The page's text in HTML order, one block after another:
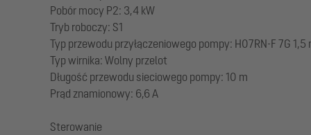
Pobór mocy P2: 3,4 kW
Tryb roboczy: S1
Typ przewodu przyłączeniowego pompy: H07RN-F 7G 1,5
Typ wirnika: Wolny przelot
Długość przewodu sieciowego pompy: 10 m
Prąd znamionowy: 6,6 A
Sterowanie